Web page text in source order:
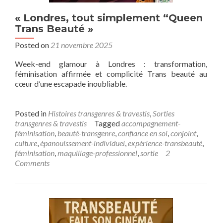
« Londres, tout simplement “Queen
Trans Beauté »
Posted on 21 novembre 2025
Week-end glamour à Londres : transformation,
féminisation affirmée et complicité Trans beauté au
cœur d’une escapade inoubliable.
Posted in Histoires transgenres & travestis,Sorties
transgenres & travestis
Taggedaccompagnement-
féminisation, beauté-transgenre,confiance en soi,conjoint,
culture,épanouissement-individuel,expérience-transbeauté,
féminisation,maquillage-professionnel,sortie
2
Comments